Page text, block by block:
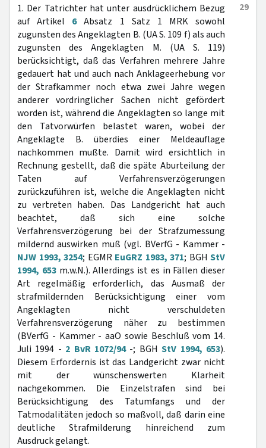
29
1. Der Tatrichter hat unter ausdrücklichem Bezug
auf Artikel 6Absatz 1 Satz 1 MRK sowohl
zugunsten des Angeklagten B. (UA S. 109 f) als auch
zugunsten des Angeklagten M. (UA S. 119)
berücksichtigt, daß das Verfahren mehrere Jahre
gedauert hat und auch nach Anklageerhebung vor
der Strafkammer noch etwa zwei Jahre wegen
anderer vordringlicher Sachen nicht gefördert
worden ist, während die Angeklagten so lange mit
den Tatvorwürfen belastet waren, wobei der
Angeklagte B. überdies einer Meldeauflage
nachkommen mußte. Damit wird ersichtlich in
Rechnung gestellt, daß die späte Aburteilung der
Taten auf Verfahrensverzögerungen
zurückzuführen ist, welche die Angeklagten nicht
zu vertreten haben. Das Landgericht hat auch
beachtet, daß sich eine solche
Verfahrensverzögerung bei der Strafzumessung
mildernd auswirken muß (vgl. BVerfG - Kammer -
NJW 1993, 3254; EGMR EuGRZ 1983, 371; BGH StV
1994, 653m.w.N.). Allerdings ist es in Fällen dieser
Art regelmäßig erforderlich, das Ausmaß der
strafmildernden Berücksichtigung einer vom
Angeklagten nicht verschuldeten
Verfahrensverzögerung näher zu bestimmen
(BVerfG - Kammer - aaO sowie Beschluß vom 14.
Juli 1994 - 2 BvR 1072/94-; BGHStV 1994, 653).
Diesem Erfordernis ist das Landgericht zwar nicht
mit der wünschenswerten Klarheit
nachgekommen. Die Einzelstrafen sind bei
Berücksichtigung des Tatumfangs und der
Tatmodalitäten jedoch so maßvoll, daß darin eine
deutliche Strafmilderung hinreichend zum
Ausdruck gelangt.